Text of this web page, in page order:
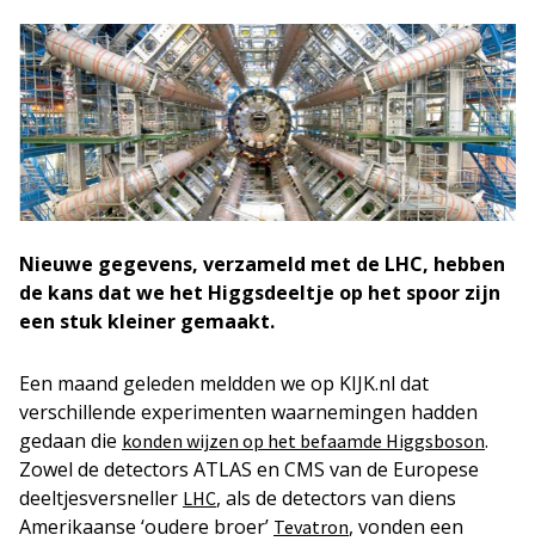
Nieuwe gegevens, verzameld met de LHC, hebben
de kans dat we het Higgsdeeltje op het spoor zijn
een stuk kleiner gemaakt.
Een maand geleden meldden we op KIJK.nl dat
verschillende experimenten waarnemingen hadden
gedaan die konden wijzen op het befaamde Higgsboson.
Zowel de detectors ATLAS en CMS van de Europese
deeltjesversneller LHC, als de detectors van diens
Amerikaanse ‘oudere broer’ Tevatron, vonden een